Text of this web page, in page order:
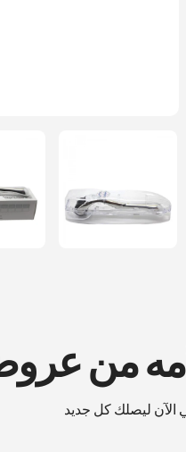
من
الآن ليصلك كل جديد